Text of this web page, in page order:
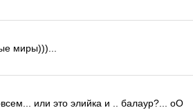
миры)))...
или это элийка и .. балаур?... оО